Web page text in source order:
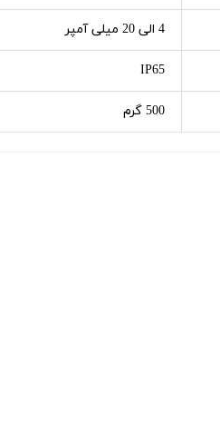
4 الی 20 میلی آمپر
IP65
500 گرم